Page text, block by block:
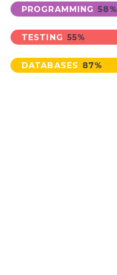
PROGRAMMING 58%
TESTING 55%
DATABASES 87%